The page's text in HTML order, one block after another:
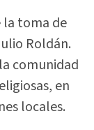
toma de
Roldán.
comunidad
en
locales.